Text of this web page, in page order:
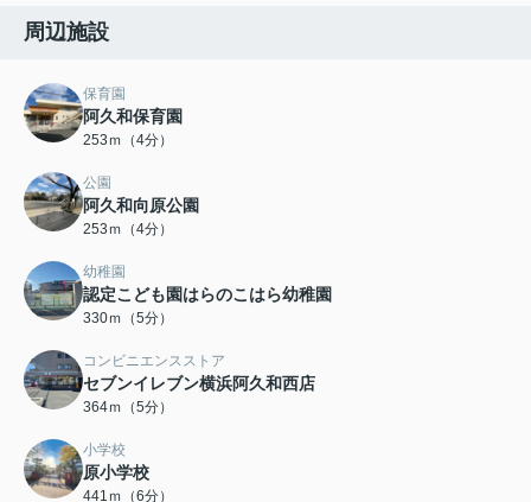
周辺施設
保育園
阿久和保育園
253ｍ（4分）
公園
阿久和向原公園
253ｍ（4分）
幼稚園
認定こども園はらのこはら幼稚園
330ｍ（5分）
コンビニエンスストア
セブンイレブン横浜阿久和西店
364ｍ（5分）
小学校
原小学校
441ｍ（6分）